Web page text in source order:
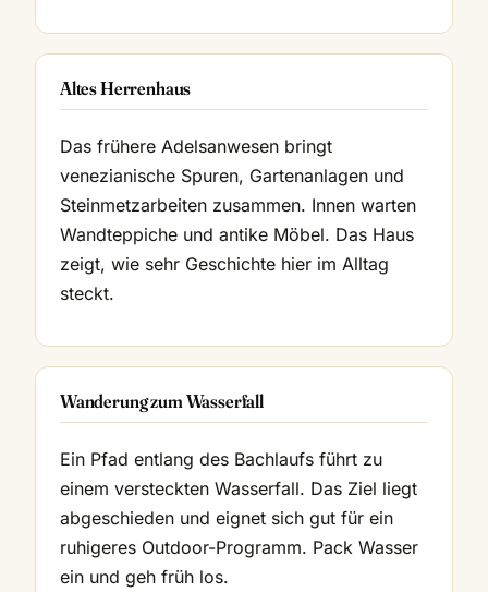
Altes Herrenhaus
Das frühere Adelsanwesen bringt
venezianische Spuren, Gartenanlagen und
Steinmetzarbeiten zusammen. Innen warten
Wandteppiche und antike Möbel. Das Haus
zeigt, wie sehr Geschichte hier im Alltag
steckt.
Wanderung zum Wasserfall
Ein Pfad entlang des Bachlaufs führt zu
einem versteckten Wasserfall. Das Ziel liegt
abgeschieden und eignet sich gut für ein
ruhigeres Outdoor-Programm. Pack Wasser
ein und geh früh los.